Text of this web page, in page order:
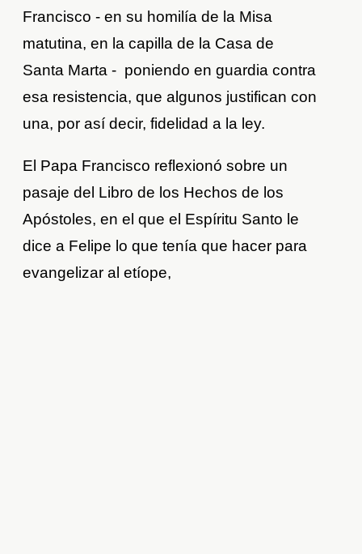
Francisco - en su homilía de la Misa
matutina, en la capilla de la Casa de
Santa Marta - poniendo en guardia contra
esa resistencia, que algunos justifican con
una, por así decir, fidelidad a la ley.
El Papa Francisco reflexionó sobre un
pasaje del Libro de los Hechos de los
Apóstoles, en el que el Espíritu Santo le
dice a Felipe lo que tenía que hacer para
evangelizar al etíope,